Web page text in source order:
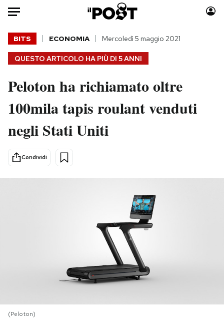
Auto
HOME
Italia
Politica
Tecnologia
Scienza
Moda
Consumismi
Mondiali calcio 2026
NEWSLETTER
I MIEI PREFERITI
QUESTO ARTICOLO HA PIÙ DI 5 ANNI
BITS ECONOMIA Mercoledì 5 maggio 2021
Peloton ha richiamato oltre
100mila tapis roulant venduti
negli Stati Uniti
Condividi
(Peloton)